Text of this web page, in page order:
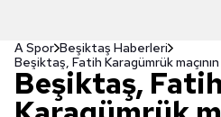
A Spor Beşiktaş Haberleri
Beşiktaş, Fatih Karagümrük maçının
Beşiktaş, Fatih